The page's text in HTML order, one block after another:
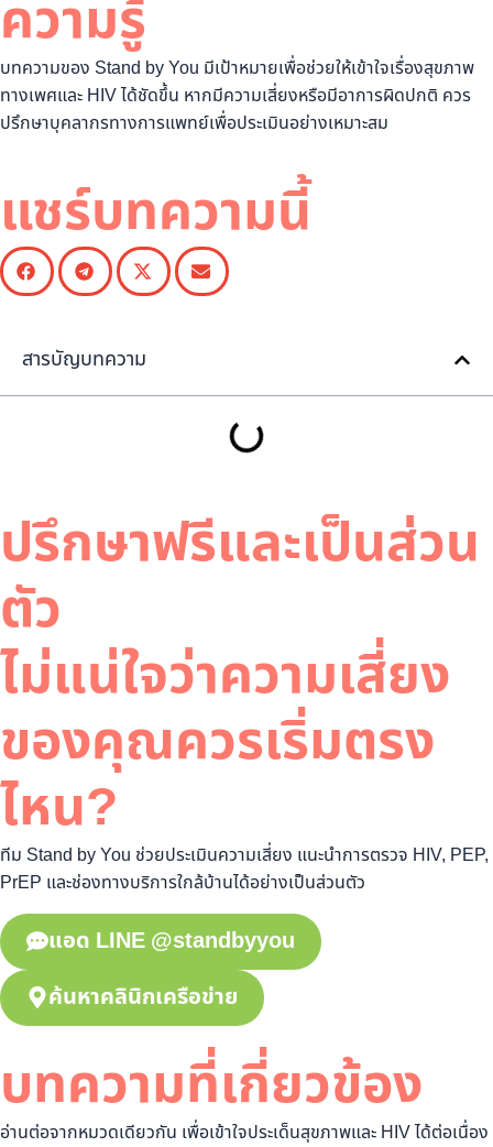
ความรู้
บทความของ Stand by You มีเป้าหมายเพื่อช่วยให้เข้าใจเรื่องสุขภาพ
ทางเพศและ HIV ได้ชัดขึ้น หากมีความเสี่ยงหรือมีอาการผิดปกติ ควร
ปรึกษาบุคลากรทางการแพทย์เพื่อประเมินอย่างเหมาะสม
แชร์บทความนี้
สารบัญบทความ
ปรึกษาฟรีและเป็นส่วน
ตัว
ไม่แน่ใจว่าความเสี่ยง
ของคุณควรเริ่มตรง
ไหน?
ทีม Stand by You ช่วยประเมินความเสี่ยง แนะนำการตรวจ HIV, PEP,
PrEP และช่องทางบริการใกล้บ้านได้อย่างเป็นส่วนตัว
แอด LINE @standbyyou
ค้นหาคลินิกเครือข่าย
บทความที่เกี่ยวข้อง
อ่านต่อจากหมวดเดียวกัน เพื่อเข้าใจประเด็นสุขภาพและ HIV ได้ต่อเนื่อง